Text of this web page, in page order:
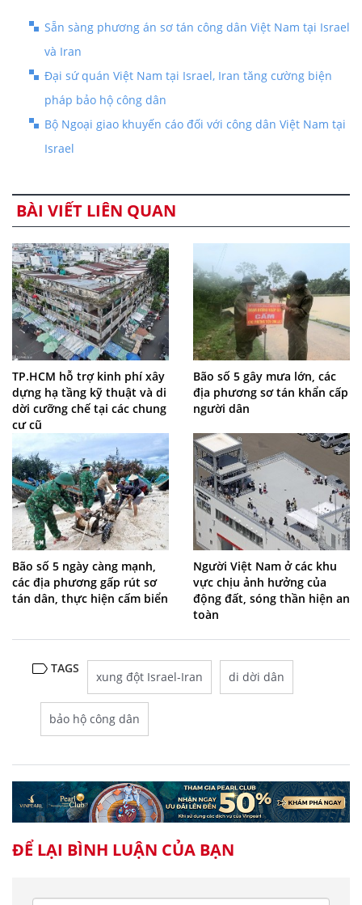
Sẵn sàng phương án sơ tán công dân Việt Nam tại Israel
và Iran
Đại sứ quán Việt Nam tại Israel, Iran tăng cường biện
pháp bảo hộ công dân
Bộ Ngoại giao khuyến cáo đối với công dân Việt Nam tại
Israel
BÀI VIẾT LIÊN QUAN
TP.HCM hỗ trợ kinh phí xây
dựng hạ tầng kỹ thuật và di
dời cưỡng chế tại các chung
cư cũ
Bão số 5 gây mưa lớn, các
địa phương sơ tán khẩn cấp
người dân
Bão số 5 ngày càng mạnh,
các địa phương gấp rút sơ
tán dân, thực hiện cấm biển
Người Việt Nam ở các khu
vực chịu ảnh hưởng của
động đất, sóng thần hiện an
toàn
TAGS
xung đột Israel-Iran di dời dân
bảo hộ công dân
ĐỂ LẠI BÌNH LUẬN CỦA BẠN